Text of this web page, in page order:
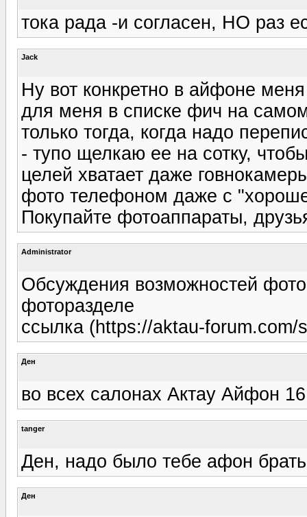
тока рада -и согласен, НО раз
Jack
Ну вот конкретно в айфоне
для меня в списке фич на
только тогда, когда надо
- тупо щелкаю ее на сотку,
целей хватает даже
фото телефоном даже с
Покупайте фотоаппараты,
Administrator
Обсуждения возможностей
фоторазделе
ссылка (https://aktau-forum.com/
Ден
во всех салонах Актау Айфон
tanger
Ден, надо было тебе афон
Ден